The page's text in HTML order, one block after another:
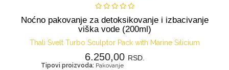
Noćno pakovanje za detoksikovanje i izbacivanje
viška vode (200ml)
Thali Svelt Turbo Sculptor Pack with Marine Silicium
6.250,00 RSD.
Tipovi proizvoda: Pakovanje